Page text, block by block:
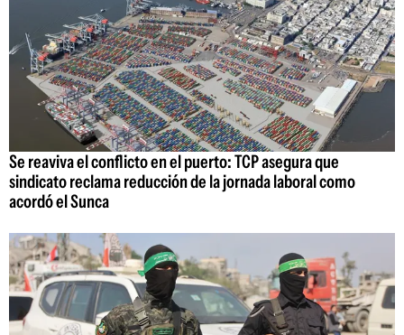
Se reaviva el conflicto en el puerto: TCP asegura que
sindicato reclama reducción de la jornada laboral como
acordó el Sunca